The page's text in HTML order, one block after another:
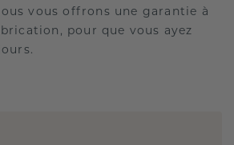
vous offrons une garantie à
pour que vous ayez